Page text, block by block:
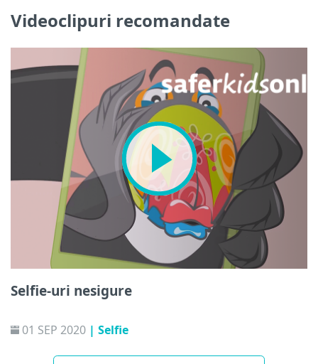
Videoclipuri recomandate
Selfie-uri nesigure
01 SEP 2020 | Selfie